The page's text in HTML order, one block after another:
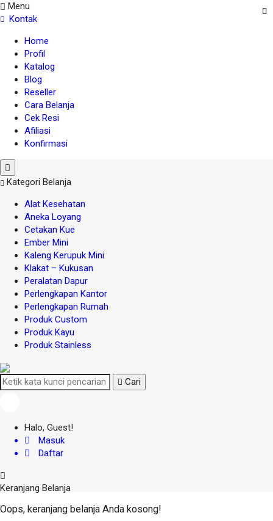
Menu
Kontak
Home
Profil
Katalog
Blog
Reseller
Cara Belanja
Cek Resi
Afiliasi
Konfirmasi
Kategori Belanja
Alat Kesehatan
Aneka Loyang
Cetakan Kue
Ember Mini
Kaleng Kerupuk Mini
Klakat – Kukusan
Peralatan Dapur
Perlengkapan Kantor
Perlengkapan Rumah
Produk Custom
Produk Kayu
Produk Stainless
Cari
Halo, Guest!
Masuk
Daftar
Keranjang Belanja
Oops, keranjang belanja Anda kosong!